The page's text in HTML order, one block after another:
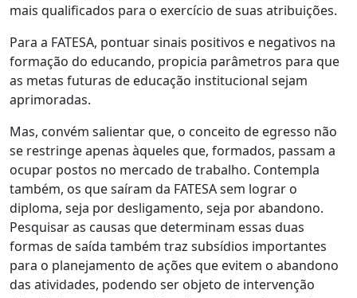
mais qualificados para o exercício de suas atribuições.
Para a FATESA, pontuar sinais positivos e negativos na
formação do educando, propicia parâmetros para que
as metas futuras de educação institucional sejam
aprimoradas.
Mas, convém salientar que, o conceito de egresso não
se restringe apenas àqueles que, formados, passam a
ocupar postos no mercado de trabalho. Contempla
também, os que saíram da FATESA sem lograr o
diploma, seja por desligamento, seja por abandono.
Pesquisar as causas que determinam essas duas
formas de saída também traz subsídios importantes
para o planejamento de ações que evitem o abandono
das atividades, podendo ser objeto de intervenção